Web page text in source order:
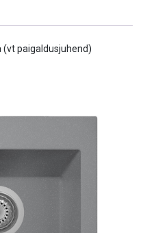
paigaldusjuhend)